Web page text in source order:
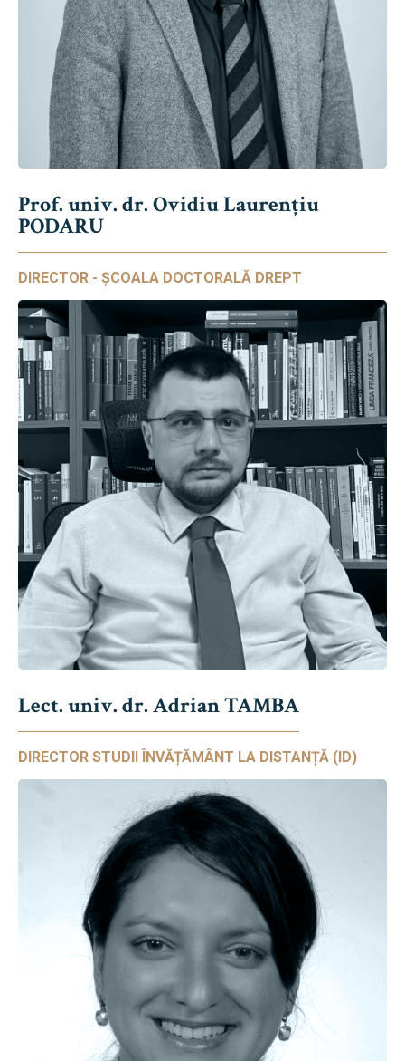
Prof. univ. dr. Ovidiu Laurențiu
PODARU
DIRECTOR - ȘCOALA DOCTORALĂ DREPT
Lect. univ. dr. Adrian TAMBA
DIRECTOR STUDII ÎNVĂȚĂMÂNT LA DISTANȚĂ (ID)